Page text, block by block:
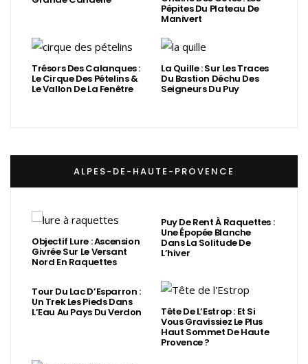
Pépites Du Plateau De
Manivert
Trésors Des Calanques :
Le Cirque Des Pételins &
Le Vallon De La Fenêtre
La Quille : Sur Les Traces
Du Bastion Déchu Des
Seigneurs Du Puy
ALPES-DE-HAUTE-PROVENCE
Objectif Lure : Ascension
Givrée Sur Le Versant
Nord En Raquettes
Puy De Rent À Raquettes :
Une Épopée Blanche
Dans La Solitude De
L’hiver
Tour Du Lac D’Esparron :
Un Trek Les Pieds Dans
L’Eau Au Pays Du Verdon Tête De L’Estrop : Et Si
Vous Gravissiez Le Plus
Haut Sommet De Haute
Provence ?